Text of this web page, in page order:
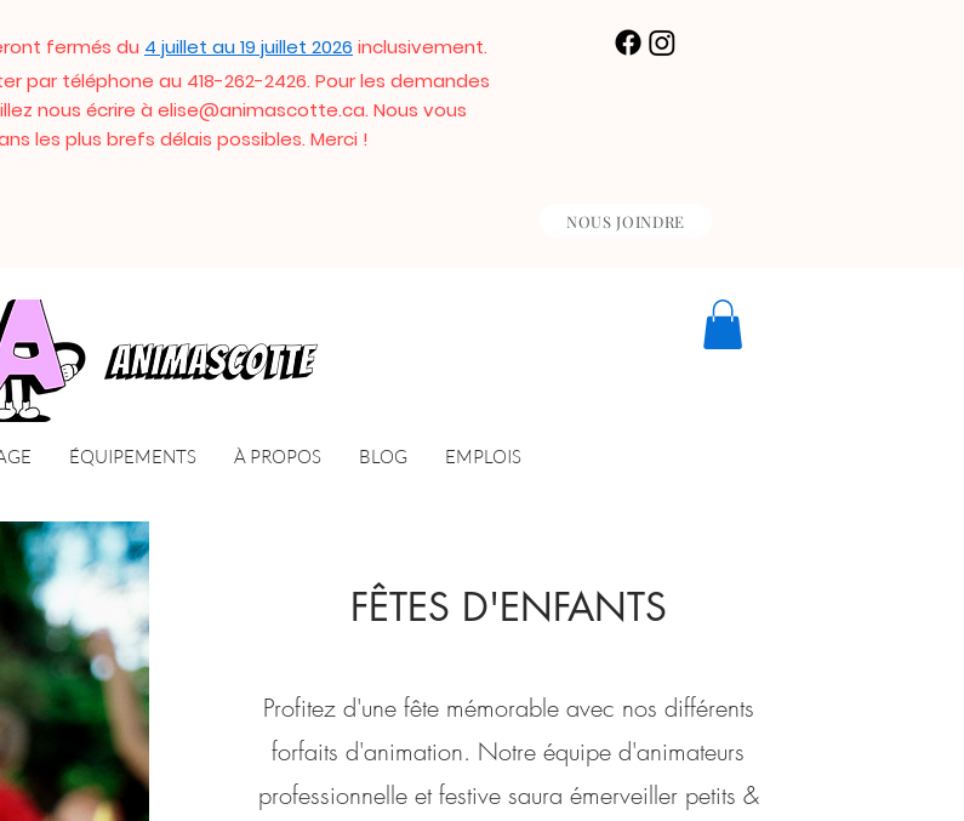
fermés du 4 juillet au 19 juillet 2026 inclusivement.
par téléphone au 418-262-2426. Pour les demandes
nous écrire à elise@animascotte.ca. Nous vous
les plus brefs délais possibles. Merci !
NOUS JOINDRE
ÉQUIPEMENTS À PROPOS BLOG EMPLOIS
​FÊTES D'ENFANTS
Profitez d'une fête mémorable avec nos différents
forfaits d'animation. Notre équipe d'animateurs
professionnelle et festive saura émerveiller petits &